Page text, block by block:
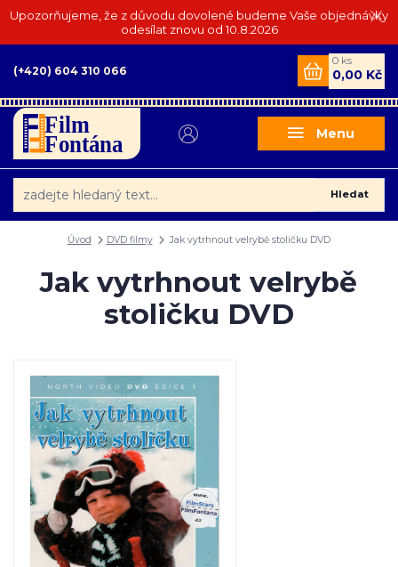
Upozorňujeme, že z důvodu dovolené budeme Vaše objednávky
odesílat znovu od 10.8.2026
Menu
Hledat
(+420) 604 310 066
0 ks
0,00 Kč
Úvod DVD filmy Jak vytrhnout velrybě stoličku DVD
Jak vytrhnout velrybě
stoličku DVD